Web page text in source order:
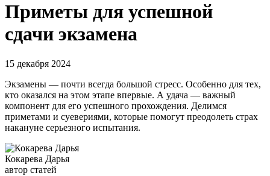
Приметы для успешной
сдачи экзамена
15 декабря 2024
Экзамены — почти всегда большой стресс. Особенно для тех,
кто оказался на этом этапе впервые. А удача — важный
компонент для его успешного прохождения. Делимся
приметами и суевериями, которые помогут преодолеть страх
накануне серьезного испытания.
Кокарева Дарья
автор статей